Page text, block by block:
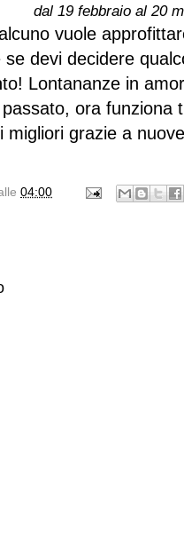
dal 19 febbraio al 20
vuole
se devi decidere
Lontananze in
ora funziona
migliori grazie a
04:00